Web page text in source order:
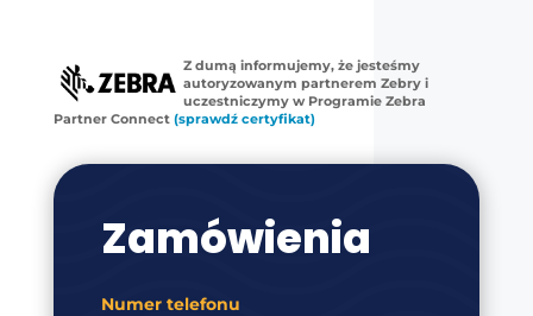
Z dumą informujemy, że jesteśmy
autoryzowanym partnerem Zebry i
uczestniczymy w Programie Zebra
Partner Connect (sprawdź certyfikat)
Zamówienia
Numer telefonu